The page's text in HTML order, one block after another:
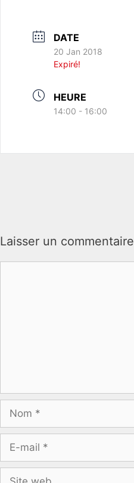
DATE
20 Jan 2018
Expiré!
HEURE
14:00 - 16:00
Laisser un commentaire
mail